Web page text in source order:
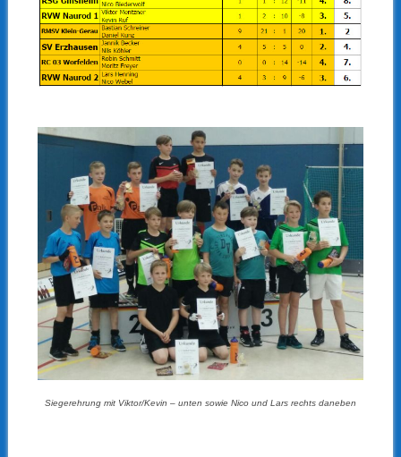
Siegerehrung mit Viktor/Kevin – unten sowie Nico und Lars rechts daneben